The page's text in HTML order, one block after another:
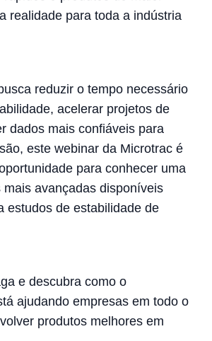
realidade para toda a indústria
reduzir o tempo necessário
acelerar projetos de
dados mais confiáveis para
este webinar da Microtrac é
para conhecer uma
mais avançadas disponíveis
estudos de estabilidade de
e descubra como o
ajudando empresas em todo o
produtos melhores em